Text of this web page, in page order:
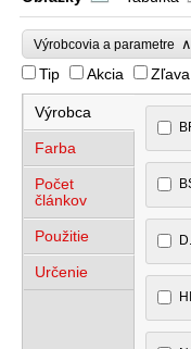
Výrobcovia a parametre ∧
Tip
Akcia Zľava
Výrobca
Farba
Počet
článkov
Použitie
Určenie